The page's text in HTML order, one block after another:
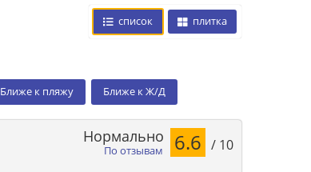
список плитка
Ближе к пляжу Ближе к Ж/Д
По отзывам
Нормально 6.6 / 10